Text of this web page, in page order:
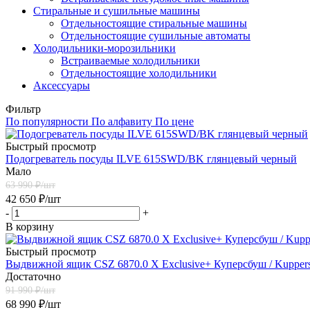
Стиральные и сушильные машины
Отдельностоящие стиральные машины
Отдельностоящие сушильные автоматы
Холодильники-морозильники
Встраиваемые холодильники
Отдельностоящие холодильники
Аксессуары
Фильтр
По популярности По алфавиту По цене
Быстрый просмотр
Подогреватель посуды ILVE 615SWD/BK глянцевый черный
Мало
63 990₽/шт
42 650 ₽/шт
-
+
В корзину
Быстрый просмотр
Выдвижной ящик CSZ 6870.0 X Exclusive+ Куперсбуш /
Достаточно
91 990₽/шт
68 990 ₽/шт